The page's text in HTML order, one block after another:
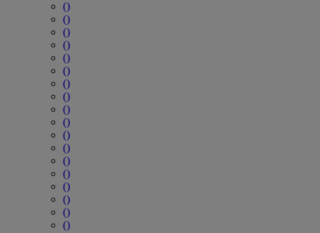
()
()
()
()
()
()
()
()
()
()
()
()
()
()
()
()
()
()